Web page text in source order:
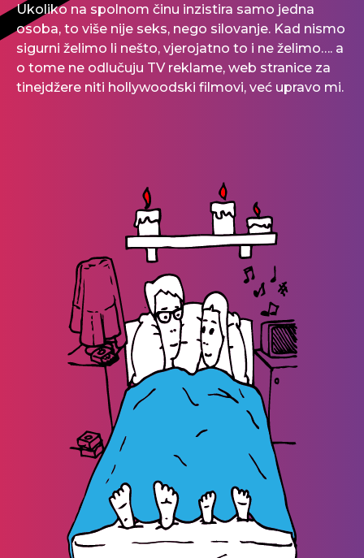
Ukoliko na spolnom činu inzistira samo jedna
osoba, to više nije seks, nego silovanje. Kad nismo
sigurni želimo li nešto, vjerojatno to i ne želimo…. a
o tome ne odlučuju TV reklame, web stranice za
tinejdžere niti hollywoodski filmovi, već upravo mi.